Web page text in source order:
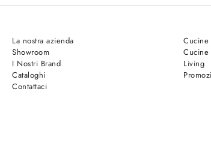
La nostra azienda
Showroom
I Nostri Brand
Cataloghi
Contattaci
Cucine
Living